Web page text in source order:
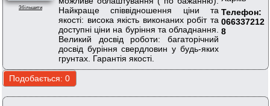
Збільшити
Найкраще співвідношення ціни та
якості: висока якість виконаних робіт та
доступні ціни на буріння та обладнання.
Великий досвід роботи: багаторічний
досвід буріння свердловин у будь-яких
грунтах. Гарантія якості.
Телефон:
066337212
8